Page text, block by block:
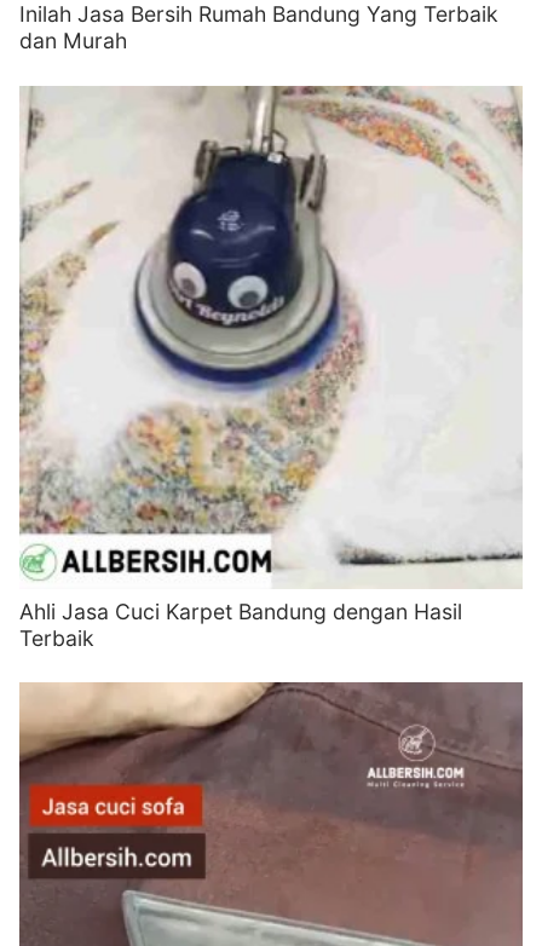
Inilah Jasa Bersih Rumah Bandung Yang Terbaik
dan Murah
Ahli Jasa Cuci Karpet Bandung dengan Hasil
Terbaik